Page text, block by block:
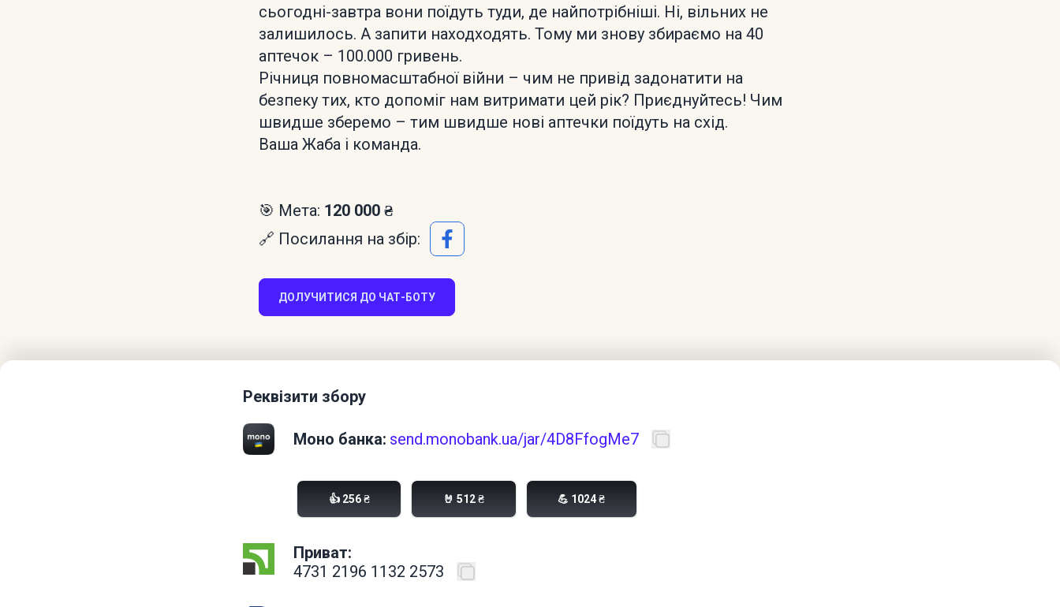
сьогодні-завтра вони поїдуть туди, де найпотрібніші. Ні, вільних не
залишилось. А запити находходять. Тому ми знову збираємо на 40
аптечок – 100.000 гривень.
Річниця повномасштабної війни – чим не привід задонатити на
безпеку тих, кто допоміг нам витримати цей рік? Приєднуйтесь! Чим
швидше зберемо – тим швидше нові аптечки поїдуть на схід.
Ваша Жаба і команда.
🎯 Мета: 120 000 ₴
🔗 Посилання на збір:
ДОЛУЧИТИСЯ ДО ЧАТ-БОТУ
Реквізити збору
Моно банка: send.monobank.ua/jar/4D8FfogMe7
👍 256 ₴ 🤘 512 ₴ 💪 1024 ₴
Приват:
4731 2196 1132 2573